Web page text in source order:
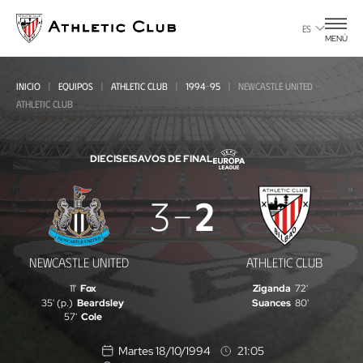
contenido
principal
ES
MENÚ
INICIO EQUIPOS ATHLETIC CLUB 1994-95
NEWCASTLE UNITED -
ATHLETIC CLUB
DIECISEISAVOS DE FINAL
Newcastle
United
-
Athletic
Club
NEWCASTLE UNITED
3 2
ATHLETIC CLUB
11' Fox
35' (p.) Beardsley
57' Cole
Ziganda 72'
Suances 80'
Martes 18/10/1994
21:05